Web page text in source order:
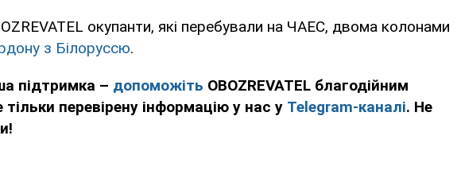
окупанти, які перебували на ЧАЕС, двома колонами
з Білоруссю.
підтримка – допоможіть OBOZREVATEL благодійним
перевірену інформацію у нас у Telegram-каналі. Не